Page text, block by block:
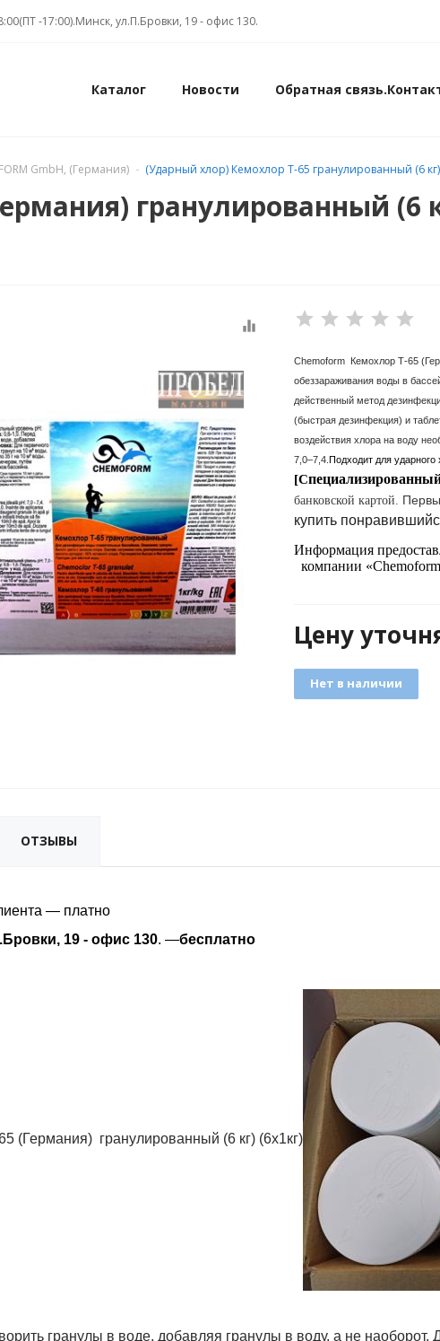
-17:00).Минск, ул.П.Бровки, 19 - офис 130.
Каталог Новости Обратная
GmbH, (Германия) (Ударный хлор) Кемохлор Т-65 гранулированный (6
гранулированный (6
equalizer
Chemoform Кемохлор Т-65
обеззараживания воды в
действенный метод
(быстрая дезинфекция) и
воздействия хлора на воду
7,0–7,4.Подходит для ударного
[С
банковской картой.
купить
Информация
компании
Цену
Нет в наличии
ОТЗЫВЫ
— платно
19 - офис 130. —бесплатно
(Германия) гранулированный (6 кг) (6х1кг)
гранулы в воде, добавляя гранулы в воду, а не наоборот.